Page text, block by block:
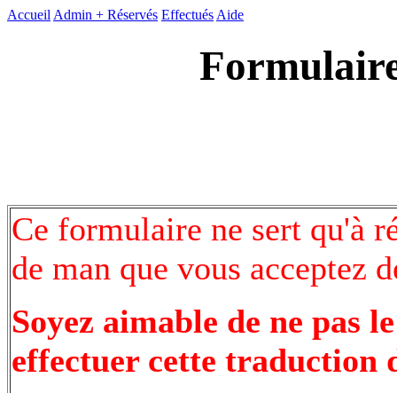
Accueil Admin + Réservés Effectués Aide
Ce formulaire ne sert qu'à
de man que vous acceptez
Soyez aimable de ne pas
effectuer cette traduction